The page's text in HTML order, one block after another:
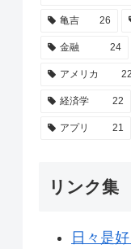
亀吉 26
金融 24
アメリカ 22
経済学 22
アプリ 21
リンク集
日々是好